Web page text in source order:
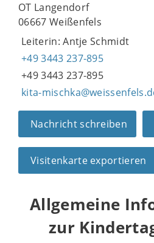
OT Langendorf
06667 Weißenfels
Leiterin: Antje Schmidt
+49 3443 237-895
+49 3443 237-895
kita-
Nachricht schreiben
Visitenkarte exportieren
Allgemeine
zur